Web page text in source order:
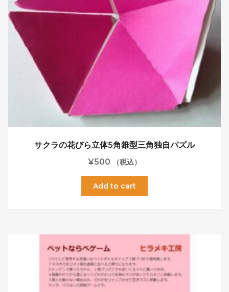
サクラの花びら立体5角錐型三角独自パズル
¥500 （税込）
Add to cart